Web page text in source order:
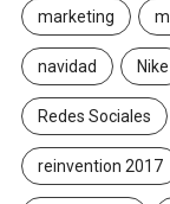
marketing
navidad Nike
Redes Sociales
reinvention 2017